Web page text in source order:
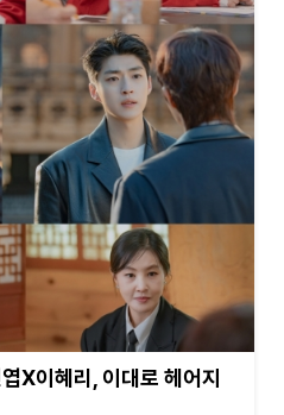
X이혜리, 이대로 헤어지